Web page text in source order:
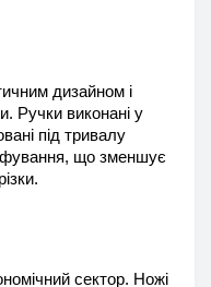
дизайном і
Ручки виконані у
під тривалу
що зменшує
сектор. Ножі